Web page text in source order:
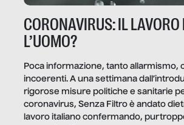
CORONAVIRUS: IL
L’UOMO?
Poca informazione, tanto allarmismo,
incoerenti. A una settimana
rigorose misure politiche e sanitarie
coronavirus, Senza Filtro è andato
lavoro italiano confermando,